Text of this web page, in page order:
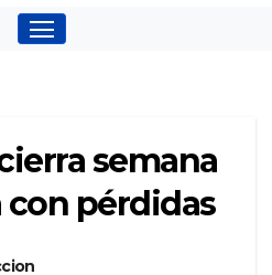
semana
pérdidas